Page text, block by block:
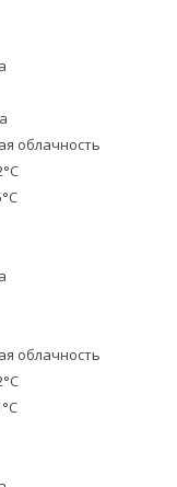
облачность
облачность